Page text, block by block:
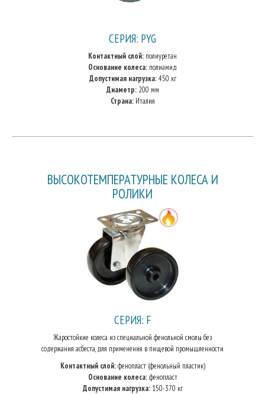
СЕРИЯ: PYG
Контактный слой: полиуретан
Основание колеса: полиамид
Допустимая нагрузка:450 кг
Диаметр:200 мм
Страна:Италия
ВЫСОКОТЕМПЕРАТУРНЫЕ КОЛЕСА И
РОЛИКИ
СЕРИЯ: F
Жаростойкие колеса из специальной фенольной смолы без
содержания асбеста, для применения в пищевой промышленности
Контактный слой:фенопласт (фенольный пластик)
Основание колеса:фенопласт
Допустимая нагрузка:150-370 кг